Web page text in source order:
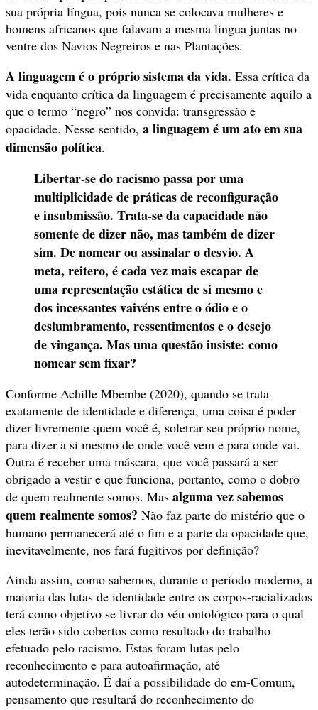
sua própria língua, pois nunca se colocava mulheres e
homens africanos que falavam a mesma língua juntas no
ventre dos Navios Negreiros e nas Plantações.
A linguagem é o próprio sistema da vida. Essa crítica da
vida enquanto crítica da linguagem é precisamente aquilo a
que o termo “negro” nos convida: transgressão e
opacidade. Nesse sentido, a linguagem é um ato em sua
dimensão política.
Libertar-se do racismo passa por uma
multiplicidade de práticas de reconfiguração
e insubmissão. Trata-se da capacidade não
somente de dizer não, mas também de dizer
sim. De nomear ou assinalar o desvio. A
meta, reitero, é cada vez mais escapar de
uma representação estática de si mesmo e
dos incessantes vaivéns entre o ódio e o
deslumbramento, ressentimentos e o desejo
de vingança. Mas uma questão insiste: como
nomear sem fixar?
Conforme Achille Mbembe (2020), quando se trata
exatamente de identidade e diferença, uma coisa é poder
dizer livremente quem você é, soletrar seu próprio nome,
para dizer a si mesmo de onde você vem e para onde vai.
Outra é receber uma máscara, que você passará a ser
obrigado a vestir e que funciona, portanto, como o dobro
de quem realmente somos. Mas alguma vez sabemos
quem realmente somos? Não faz parte do mistério que o
humano permanecerá até o fim e a parte da opacidade que,
inevitavelmente, nos fará fugitivos por definição?
Ainda assim, como sabemos, durante o período moderno, a
maioria das lutas de identidade entre os corpos-racializados
terá como objetivo se livrar do véu ontológico para o qual
eles terão sido cobertos como resultado do trabalho
efetuado pelo racismo. Estas foram lutas pelo
reconhecimento e para autoafirmação, até
autodeterminação. É daí a possibilidade do em-Comum,
pensamento que resultará do reconhecimento do